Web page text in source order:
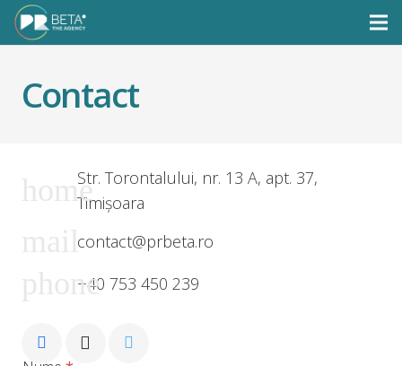
Contact
homeStr. Torontalului, nr. 13 A, apt. 37,
Timișoara
mailcontact@prbeta.ro
phone+40 753 450 239